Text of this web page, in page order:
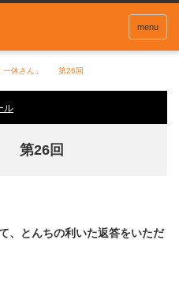
menu
！一休さん」 第26回
ル
第26回
、とんちの利いた返答をいただ